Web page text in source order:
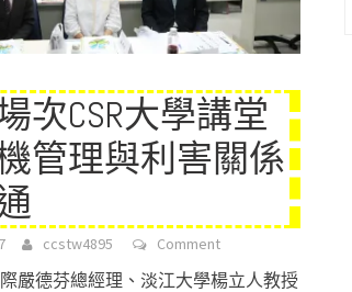
次CSR大學講堂
管理與利害關係
ccstw4895 Comment
嚴德芬總經理、淡江大學楊立人教授